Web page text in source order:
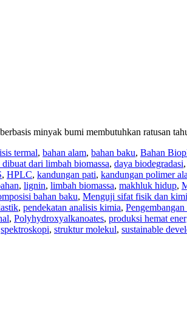
minyak bumi membutuhkan ratusan
termal, bahan alam, bahan baku, Bahan
dibuat dari limbah biomassa, daya biodegradasi,
, HPLC, kandungan pati, kandungan polimer
, lignin, limbah biomassa, makhluk hidup,
bahan baku, Menguji sifat fisik dan
, pendekatan analisis kimia,
, Polyhydroxyalkanoates, produksi hemat
spektroskopi, struktur molekul, sustainable